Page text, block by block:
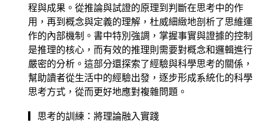
程與成果。從推論與試證的原理到判斷在思考中的作
用，再到概念與定義的理解，杜威細緻地剖析了思維運
作的內部機制。書中特別強調，掌握事實與證據的控制
是推理的核心，而有效的推理則需要對概念和邏輯進行
嚴密的分析。這部分還探索了經驗與科學思考的關係，
幫助讀者從生活中的經驗出發，逐步形成系統化的科學
思考方式，從而更好地應對複雜問題。
▎思考的訓練：將理論融入實踐